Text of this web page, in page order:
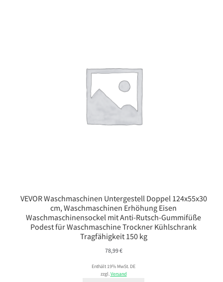
VEVOR Waschmaschinen Untergestell Doppel 124x55x30
cm, Waschmaschinen Erhöhung Eisen
Waschmaschinensockel mit Anti-Rutsch-Gummifüße
Podest für Waschmaschine Trockner Kühlschrank
Tragfähigkeit 150 kg
78,99€
Enthält 19% MwSt. DE
zzgl.Versand